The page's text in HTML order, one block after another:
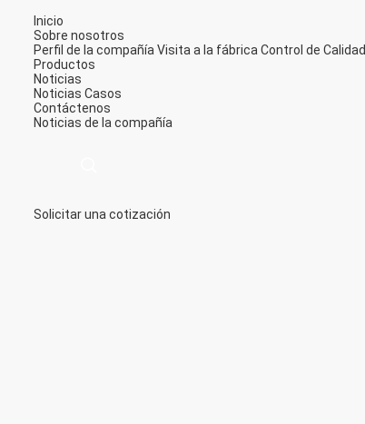
Inicio
Sobre nosotros
Perfil de la compañía Visita a la fábrica Control de Calidad
Productos
Noticias
Noticias Casos
Contáctenos
Noticias de la compañía
Solicitar una cotización